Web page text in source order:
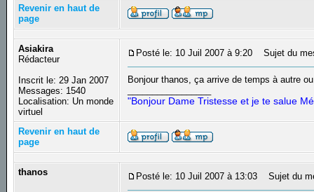
Revenir en haut de
page
Asiakira
Rédacteur
Inscrit le: 29 Jan 2007
Messages: 1540
Localisation: Un monde
virtuel
Posté le: 10 Juil 2007 à 9:20 Sujet du
Bonjour thanos, ça arrive de temps à autre
"Bonjour Dame Tristesse et je te salue
Revenir en haut de
page
thanos Posté le: 10 Juil 2007 à 13:03 Sujet du